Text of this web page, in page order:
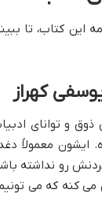
این کتاب، تا
و توانای
ایشون معمولاً
رو نداشته
که می تونیم